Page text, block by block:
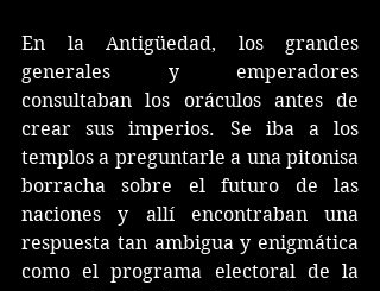
En la Antigüedad, los grandes
generales y emperadores
consultaban los oráculos antes de
crear sus imperios. Se iba a los
templos a preguntarle a una pitonisa
borracha sobre el futuro de las
naciones y allí encontraban una
respuesta tan ambigua y enigmática
como el programa electoral de la